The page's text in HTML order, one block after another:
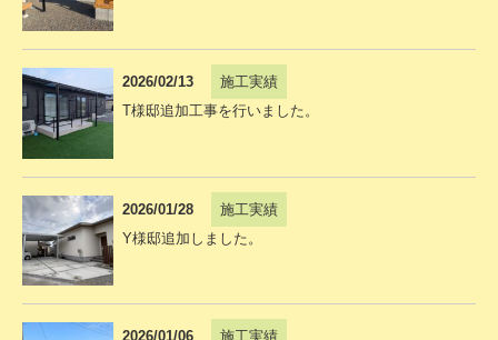
2026/02/13
施工実績
T様邸追加工事を行いました。
2026/01/28
施工実績
Y様邸追加しました。
2026/01/06
施工実績